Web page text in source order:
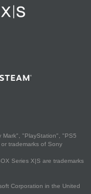
Mark", "PlayStation", "PS5
trademarks of Sony
Series X|S are trademarks
Corporation in the United